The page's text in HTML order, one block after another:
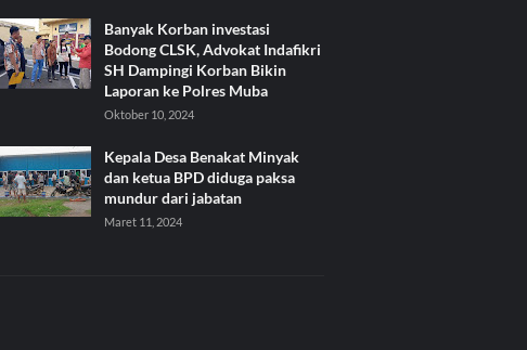
Banyak Korban investasi
Bodong CLSK, Advokat Indafikri
SH Dampingi Korban Bikin
Laporan ke Polres Muba
Oktober 10, 2024
Kepala Desa Benakat Minyak
dan ketua BPD diduga paksa
mundur dari jabatan
Maret 11, 2024